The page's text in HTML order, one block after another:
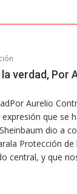
verdad, Por
Aurelio
que se
dio a
Protección
central, y que